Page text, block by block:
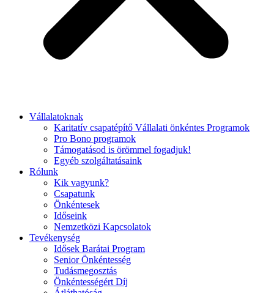
Vállalatoknak
Karitatív csapatépítő Vállalati önkéntes Programok
Pro Bono programok
Támogatásod is örömmel fogadjuk!
Egyéb szolgáltatásaink
Rólunk
Kik vagyunk?
Csapatunk
Önkéntesek
Időseink
Nemzetközi Kapcsolatok
Tevékenység
Idősek Barátai Program
Senior Önkéntesség
Tudásmegosztás
Önkéntességért Díj